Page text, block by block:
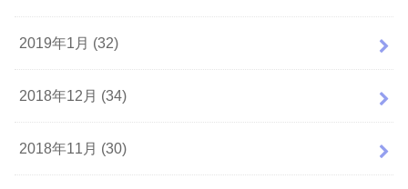
2019年1月 (32)
2018年12月 (34)
2018年11月 (30)